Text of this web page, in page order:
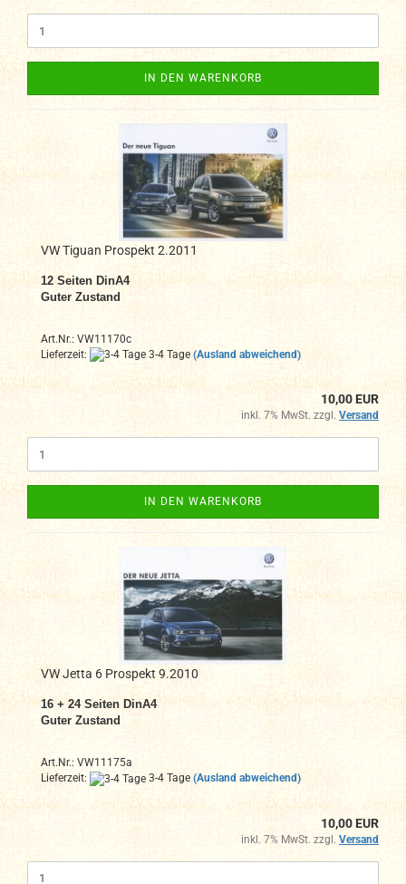
IN DEN WARENKORB
VW Tiguan Prospekt 2.2011
12 Seiten DinA4
Guter Zustand
Art.Nr.: VW11170c
Lieferzeit:
3-4 Tage (Ausland abweichend)
10,00 EUR
inkl. 7% MwSt. zzgl. Versand
IN DEN WARENKORB
VW Jetta 6 Prospekt 9.2010
16 + 24 Seiten DinA4
Guter Zustand
Art.Nr.: VW11175a
Lieferzeit:
3-4 Tage (Ausland abweichend)
10,00 EUR
inkl. 7% MwSt. zzgl. Versand